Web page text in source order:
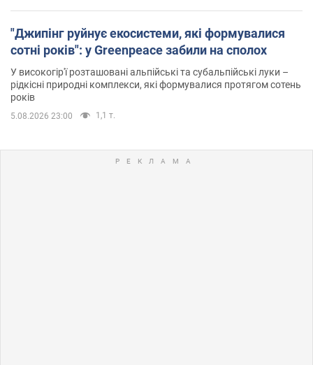
"Джипінг руйнує екосистеми, які формувалися
сотні років": у Greenpeace забили на сполох
У високогір'ї розташовані альпійські та субальпійські луки –
рідкісні природні комплекси, які формувалися протягом сотень
років
5.08.2026 23:00 1,1 т.